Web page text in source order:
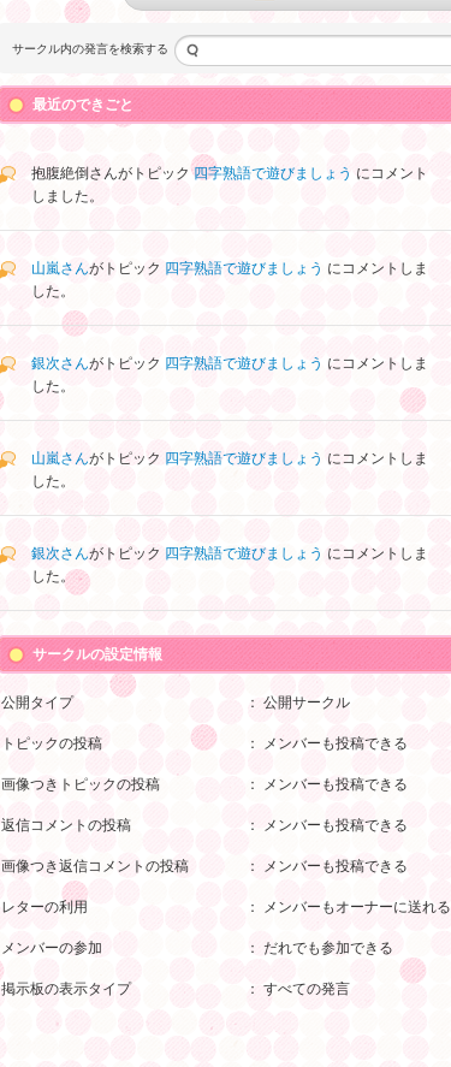
サークル内の発言を検索する
最近のできごと
抱腹絶倒 さんがトピック四字熟語で遊びましょう にコメント
しました。
山嵐さんがトピック 四字熟語で遊びましょう にコメントしま
した。
銀次さんがトピック 四字熟語で遊びましょう にコメントしま
した。
山嵐さんがトピック 四字熟語で遊びましょう にコメントしま
した。
銀次さんがトピック 四字熟語で遊びましょう にコメントしま
した。
サークルの設定情報
公開タイプ ： 公開サークル
トピックの投稿 ： メンバーも投稿できる
画像つきトピックの投稿 ： メンバーも投稿できる
返信コメントの投稿 ： メンバーも投稿できる
画像つき返信コメントの投稿 ： メンバーも投稿できる
レターの利用 ： メンバーもオーナーに送れる
メンバーの参加 ： だれでも参加できる
掲示板の表示タイプ ： すべての発言